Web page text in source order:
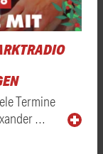
Termine
…